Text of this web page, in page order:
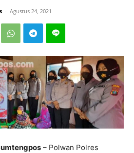
- Agustus 24, 2021
– Polwan Polres